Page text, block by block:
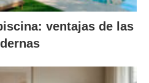
ventajas de las